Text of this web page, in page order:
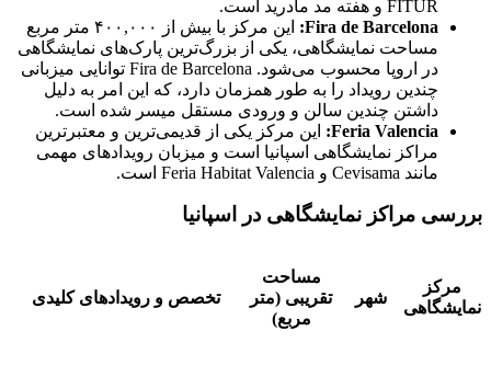
FITUR و هفته مد مادرید است.
Fira de Barcelona
:
این مرکز با بیش از ۴۰۰,۰۰۰ متر مربع
مساحت نمایشگاهی، یکی از بزرگ‌ترین پارک‌های نمایشگاهی
در اروپا محسوب می‌شود. Fira de Barcelona توانایی میزبانی
چندین رویداد را به طور همزمان دارد، که این امر به دلیل
داشتن چندین سالن و ورودی مستقل میسر شده است.
Feria Valencia
: این مرکز یکی از قدیمی‌ترین و معتبرترین
مراکز نمایشگاهی اسپانیا است و میزبان رویدادهای مهمی
مانند Cevisama و Feria Habitat Valencia است.
بررسی مراکز نمایشگاهی در اسپانیا
مرکز
نمایشگاهی
شهر
مساحت
تقریبی (متر
مربع)
تخصص و رویدادهای کلیدی